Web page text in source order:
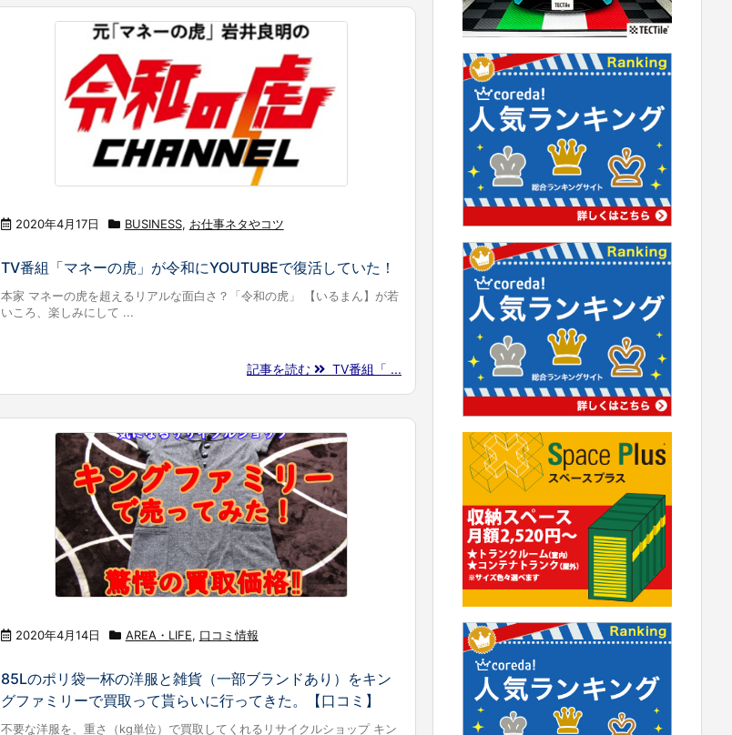
2020年4月17日 BUSINESS, お仕事ネタやコツ
TV番組「マネーの虎」が令和にYOUTUBEで復活していた！
本家 マネーの虎を超えるリアルな面白さ？「令和の虎」 【いるまん】が若
いころ、楽しみにして ...
記事を読む TV番組「 ...
2020年4月14日 AREA・LIFE, 口コミ情報
85Lのポリ袋一杯の洋服と雑貨（一部ブランドあり）をキン
グファミリーで買取って貰らいに行ってきた。【口コミ】
不要な洋服を、重さ（kg単位）で買取してくれるリサイクルショップ キン